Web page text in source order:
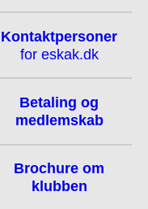
Kontaktpersoner
for eskak.dk
Betaling og
medlemskab
Brochure om
klubben